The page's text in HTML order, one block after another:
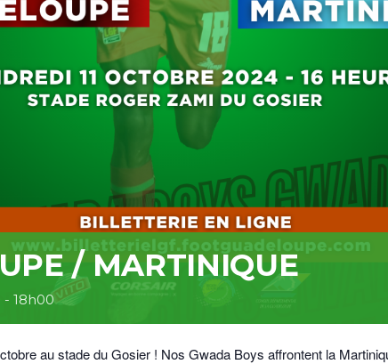
/ MARTINIQUE
- 18h00
au stade du Gosier ! Nos Gwada Boys affrontent la